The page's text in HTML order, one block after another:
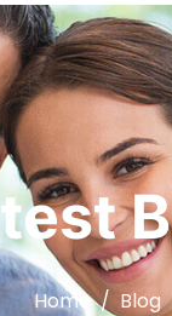
Home Blog